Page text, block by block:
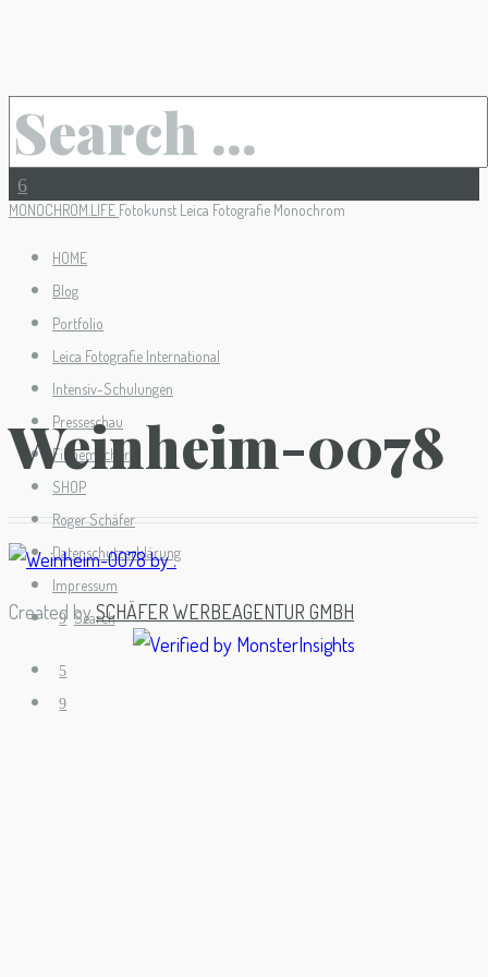
MONOCHROM.LIFE Fotokunst Leica Fotografie Monochrom
HOME
Blog
Portfolio
Leica Fotografie International
Intensiv-Schulungen
Presseschau
Filmemacher
SHOP
Roger Schäfer
Datenschutzerklärung
Impressum
Search
Weinheim-0078
Created bySCHÄFER WERBEAGENTUR GMBH